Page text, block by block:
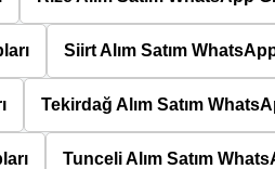
Siirt Alım Satım
Tekirdağ Alım Satım
Tunceli Alım Satım